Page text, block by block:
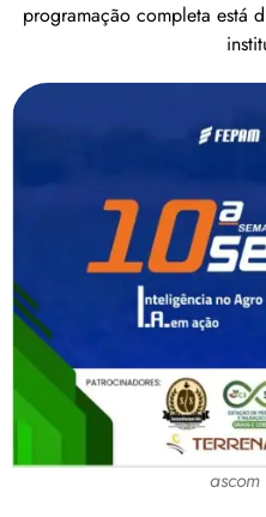
programação completa está